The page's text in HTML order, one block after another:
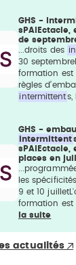
GHS -
sPAIEctacle,
de
...droits des
30
formation est
règles
intermittents,
GHS -
intermittent
sPAIEctacle,
places en
les
9 et 10
formation est
la suite
actualités